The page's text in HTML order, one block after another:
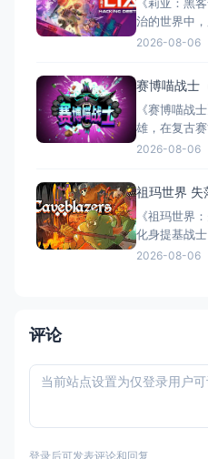
服/台服eSho
治的世界中
戏类型：其
方简体中文
運（港台地
2026-08-06
赛博喵战士
《赛博喵战
雄，在复古
厮杀 游戏类
喵战士（官
Clawpunk
2026-08-06
祖玛世界 失
《祖玛世界
化身提基战
弹珠消除冒
2026-08-06
评论
登录后可发表评论和回复